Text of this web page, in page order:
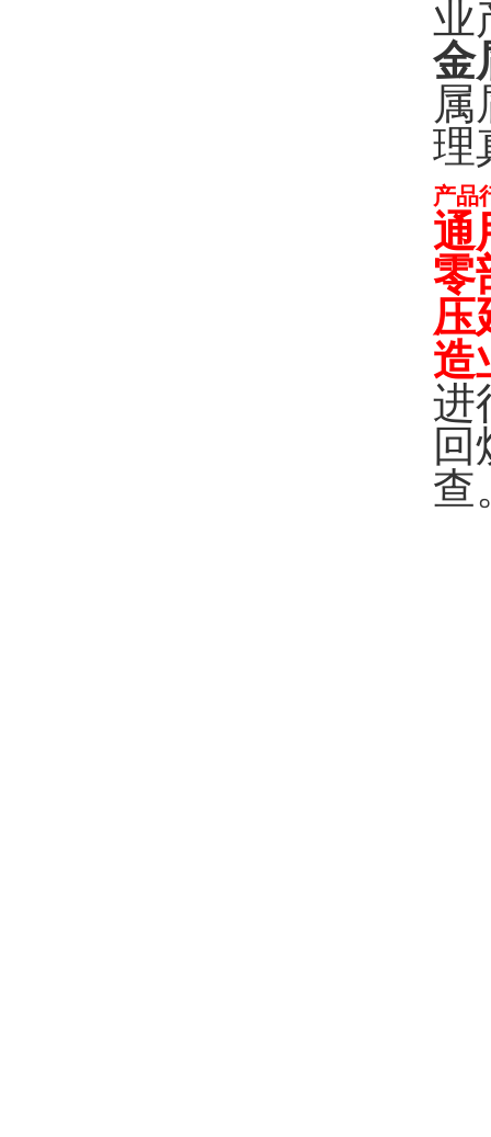
业
金
属
理
产品
通
零
压
造
进
查